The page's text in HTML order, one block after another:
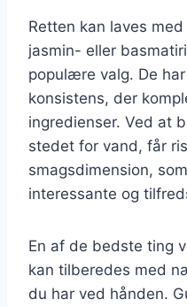
Retten kan laves
jasmin- eller
populære valg. De
konsistens, der
ingredienser. Ved at
stedet for vand, får
smagsdimension,
interessante og
En af de bedste ting
kan tilberedes med
du har ved hånden.